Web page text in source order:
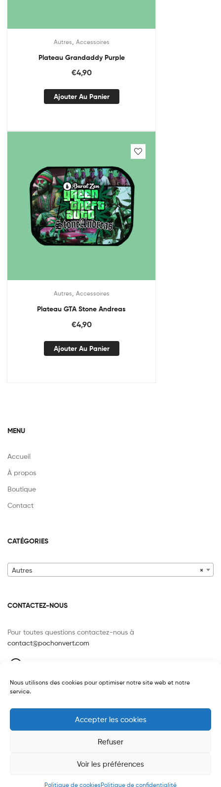
Nous utilisons des cookies pour optimiser notre site web et notre
service.
Accepter les cookies
Refuser
Voir les préférences
Politique de cookiesPolitique de confidentialité
Autres Accessoires
Plateau Grandaddy Purple
€4,90
Ajouter Au Panier
Autres Accessoires
Plateau GTA Stone Andreas
€4,90
Ajouter Au Panier
MENU
Accueil
À propos
Boutique
Contact
CATÉGORIES
×
Autres
CONTACTEZ-NOUS
Pour toutes questions contactez-nous à
contact@pochonvert.com
Pochon Vert